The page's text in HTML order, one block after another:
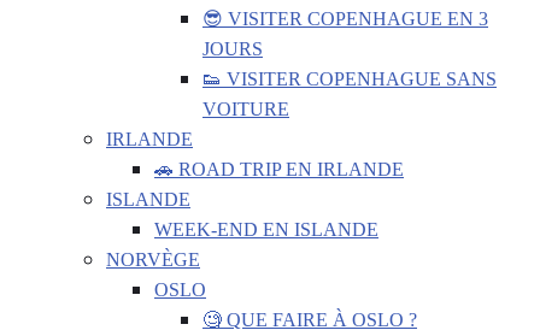
😎 VISITER COPENHAGUE EN 3
JOURS
👟 VISITER COPENHAGUE SANS
VOITURE
IRLANDE
🚗 ROAD TRIP EN IRLANDE
ISLANDE
WEEK-END EN ISLANDE
NORVÈGE
OSLO
🧐 QUE FAIRE À OSLO ?